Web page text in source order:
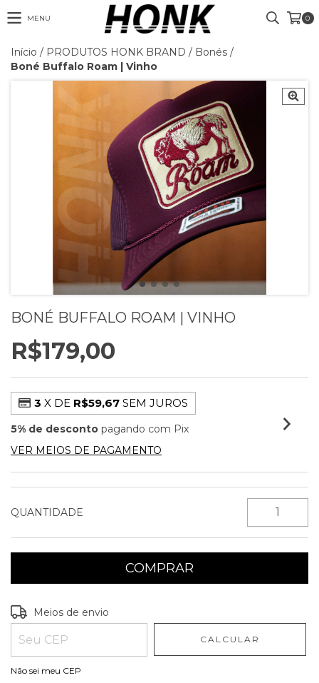
MENU 0
Início / PRODUTOS HONK BRAND / Bonés /
Boné Buffalo Roam | Vinho
BONÉ BUFFALO ROAM | VINHO
R$179,00
3 X DE R$59,67 SEM JUROS
5% de desconto pagando com Pix
VER MEIOS DE PAGAMENTO
QUANTIDADE
Entregas para o CEP:
Meios de envio
CALCULAR
Não sei meu CEP